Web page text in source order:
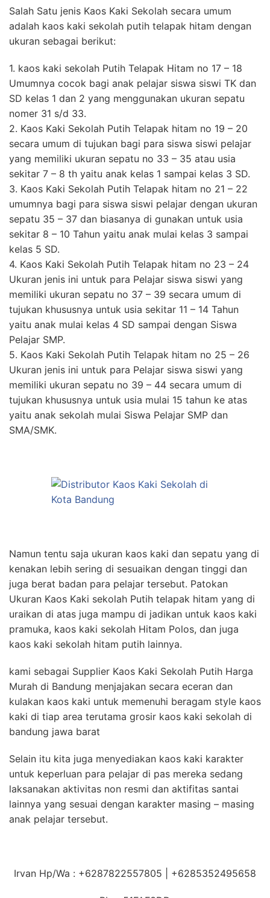
Salah Satu jenis Kaos Kaki Sekolah secara umum
adalah kaos kaki sekolah putih telapak hitam dengan
ukuran sebagai berikut:
1. kaos kaki sekolah Putih Telapak Hitam no 17 – 18
Umumnya cocok bagi anak pelajar siswa siswi TK dan
SD kelas 1 dan 2 yang menggunakan ukuran sepatu
nomer 31 s/d 33.
2. Kaos Kaki Sekolah Putih Telapak hitam no 19 – 20
secara umum di tujukan bagi para siswa siswi pelajar
yang memiliki ukuran sepatu no 33 – 35 atau usia
sekitar 7 – 8 th yaitu anak kelas 1 sampai kelas 3 SD.
3. Kaos Kaki Sekolah Putih Telapak hitam no 21 – 22
umumnya bagi para siswa siswi pelajar dengan ukuran
sepatu 35 – 37 dan biasanya di gunakan untuk usia
sekitar 8 – 10 Tahun yaitu anak mulai kelas 3 sampai
kelas 5 SD.
4. Kaos Kaki Sekolah Putih Telapak hitam no 23 – 24
Ukuran jenis ini untuk para Pelajar siswa siswi yang
memiliki ukuran sepatu no 37 – 39 secara umum di
tujukan khususnya untuk usia sekitar 11 – 14 Tahun
yaitu anak mulai kelas 4 SD sampai dengan Siswa
Pelajar SMP.
5. Kaos Kaki Sekolah Putih Telapak hitam no 25 – 26
Ukuran jenis ini untuk para Pelajar siswa siswi yang
memiliki ukuran sepatu no 39 – 44 secara umum di
tujukan khususnya untuk usia mulai 15 tahun ke atas
yaitu anak sekolah mulai Siswa Pelajar SMP dan
SMA/SMK.
Namun tentu saja ukuran kaos kaki dan sepatu yang di
kenakan lebih sering di sesuaikan dengan tinggi dan
juga berat badan para pelajar tersebut. Patokan
Ukuran Kaos Kaki sekolah Putih telapak hitam yang di
uraikan di atas juga mampu di jadikan untuk kaos kaki
pramuka, kaos kaki sekolah Hitam Polos, dan juga
kaos kaki sekolah hitam putih lainnya.
kami sebagai Supplier Kaos Kaki Sekolah Putih Harga
Murah di Bandung menjajakan secara eceran dan
kulakan kaos kaki untuk memenuhi beragam style kaos
kaki di tiap area terutama grosir kaos kaki sekolah di
bandung jawa barat
Selain itu kita juga menyediakan kaos kaki karakter
untuk keperluan para pelajar di pas mereka sedang
laksanakan aktivitas non resmi dan aktifitas santai
lainnya yang sesuai dengan karakter masing – masing
anak pelajar tersebut.
Irvan Hp/Wa : +6287822557805 | +6285352495658